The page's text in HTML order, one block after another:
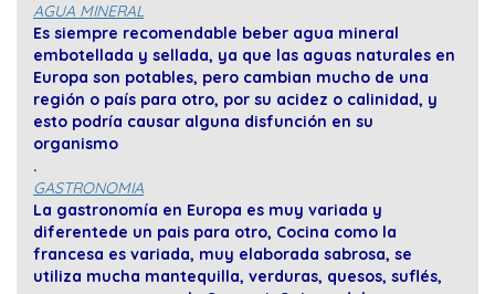
AGUA MINERAL
Es siempre recomendable beber agua mineral
embotellada y sellada, ya que las aguas naturales en
Europa son potables, pero cambian mucho de una
región o país para otro, por su acidez o calinidad, y
esto podría causar alguna disfunción en su
organismo
.
GASTRONOMIA
La gastronomía en Europa es muy variada y
diferentede un pais para otro, Cocina como la
francesa es variada, muy elaborada sabrosa, se
utiliza mucha mantequilla, verduras, quesos, suflés,